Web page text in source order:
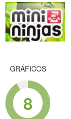
GRÁFICOS
8